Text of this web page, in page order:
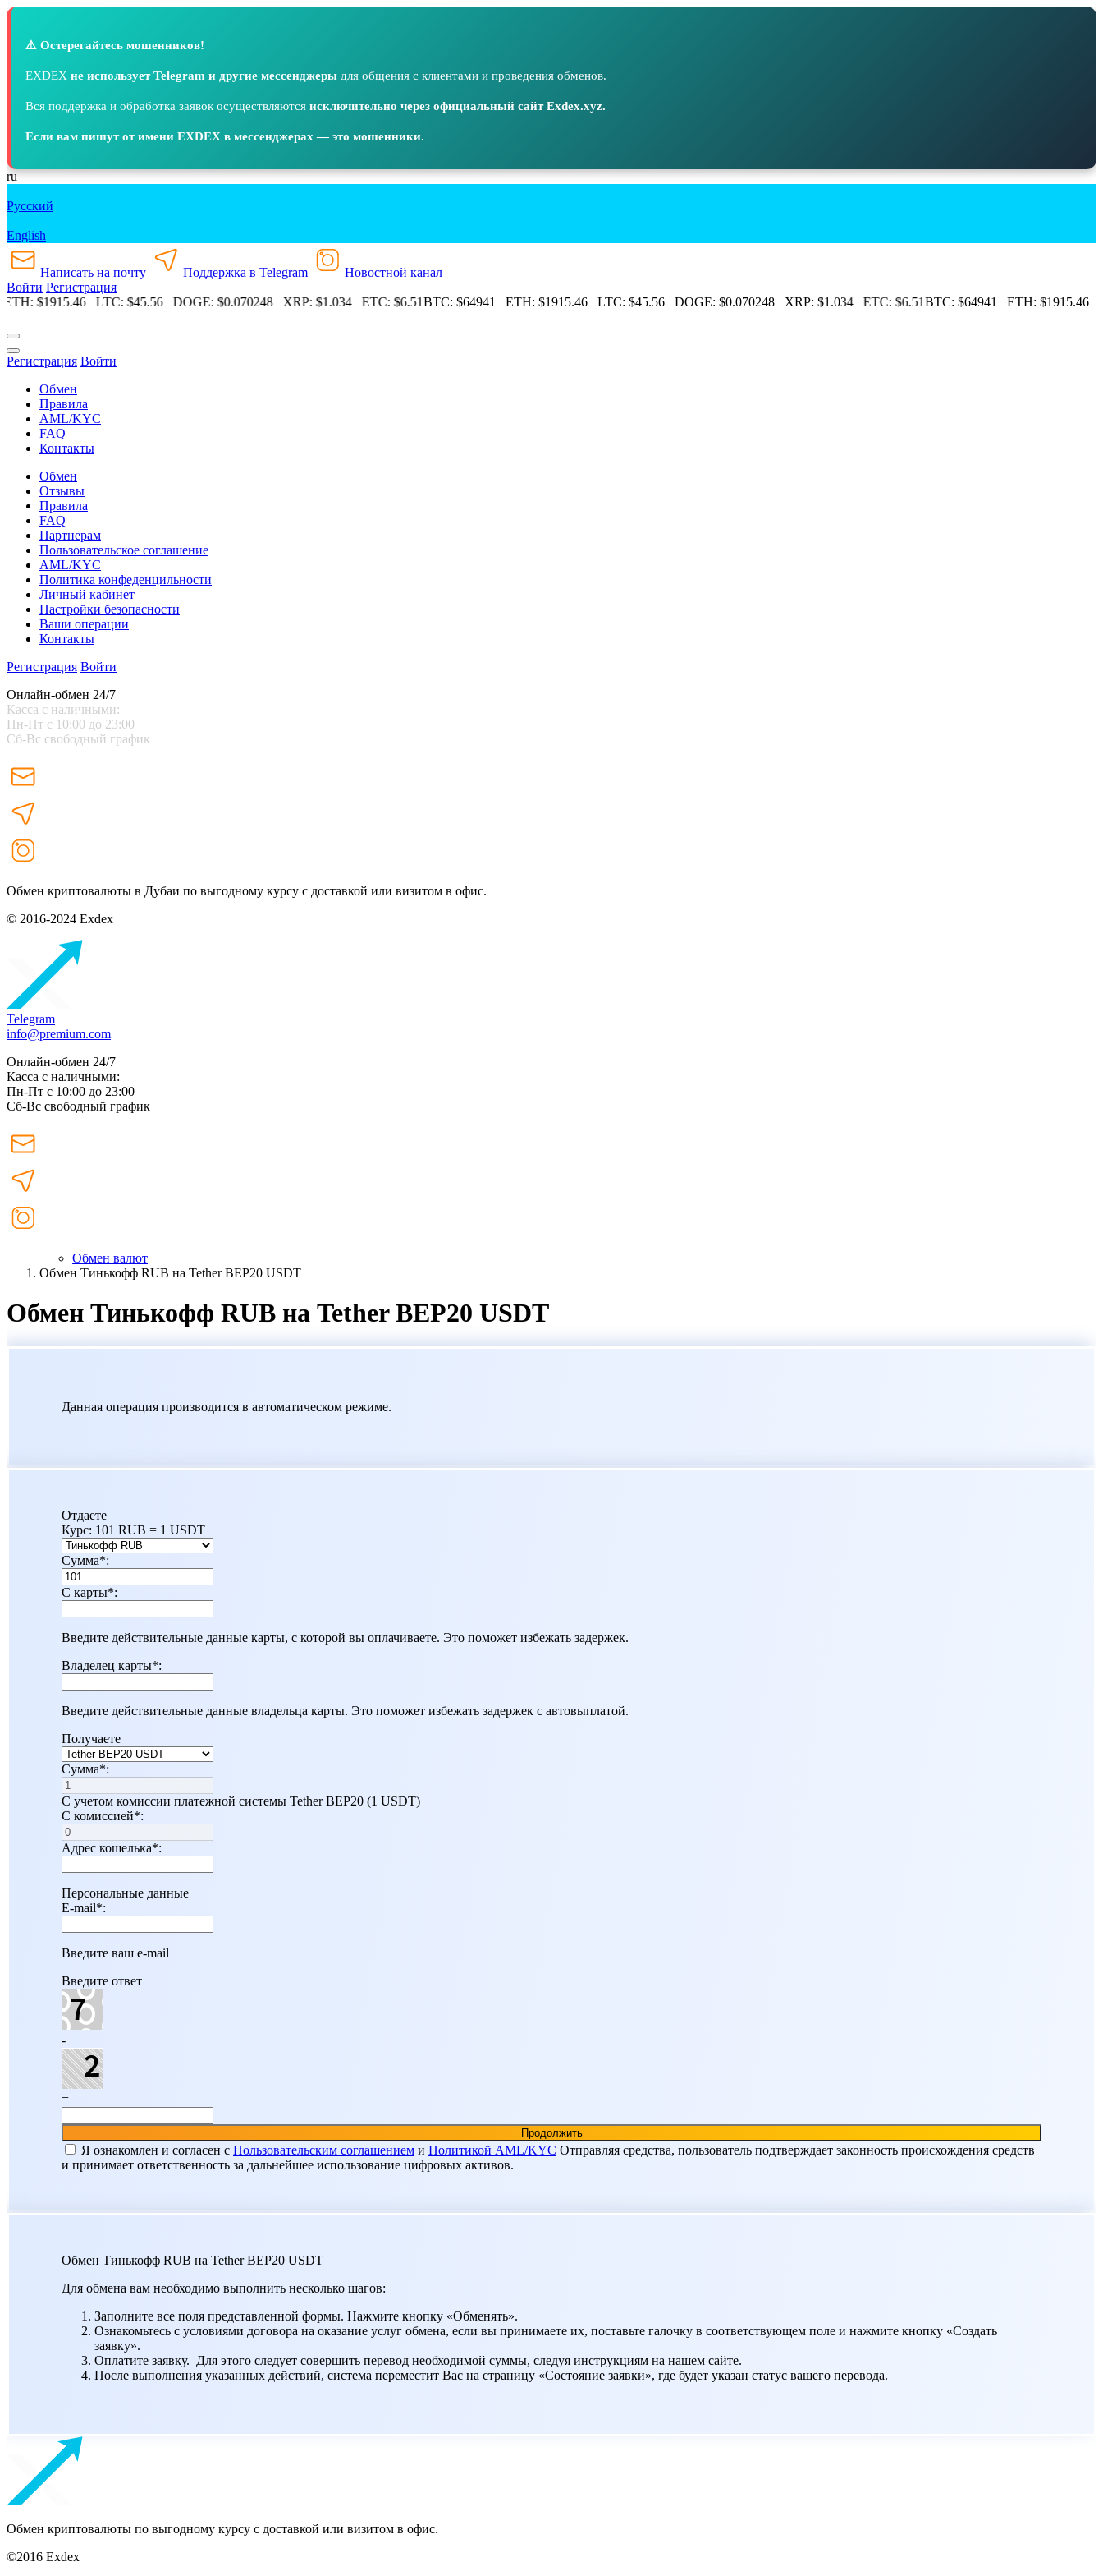
⚠️ Остерегайтесь мошенников!
EXDEX не использует Telegram и другие мессенджеры для общения с клиентами и проведения обменов.
Вся поддержка и обработка заявок осуществляются исключительно через официальный сайт Exdex.xyz.
Если вам пишут от имени EXDEX в мессенджерах — это мошенники.
ru
Русский
English
Написать на почту Поддержка в Telegram
Новостной канал
Войти Регистрация
$1915.46LTC:$45.56DOGE:$0.070248XRP:$1.034ETC:$6.51BTC:$64941 ETH:$1915.46LTC:$45.56DOGE:$0.070248XRP:$1.034ETC:$6.51BTC:$64941 ETH:$1915.46
Регистрация Войти
Обмен
Правила
AML/KYC
FAQ
Контакты
Обмен
Отзывы
Правила
FAQ
Партнерам
Пользовательское соглашение
AML/KYC
Политика конфеденцильности
Личный кабинет
Настройки безопасности
Ваши операции
Контакты
Регистрация Войти
Онлайн-обмен 24/7
Касса с наличными:
Пн-Пт с 10:00 до 23:00
Сб-Вс свободный график
Обмен криптовалюты в Дубаи по выгодному курсу с доставкой или визитом в офис.
© 2016-2024 Exdex
Telegram
info@premium.com
Онлайн-обмен 24/7
Касса с наличными:
Пн-Пт с 10:00 до 23:00
Сб-Вс свободный график
Обмен валют
Обмен Тинькофф RUB на Tether BEP20 USDT
Обмен Тинькофф RUB на Tether BEP20 USDT
Данная операция производится в автоматическом режиме.
Отдаете
Курс: 101 RUB = 1 USDT
Сумма*:
С карты*:
Введите действительные данные карты, с которой вы оплачиваете. Это поможет избежать задержек.
Владелец карты*:
Введите действительные данные владельца карты. Это поможет избежать задержек с автовыплатой.
Получаете
Сумма*:
С учетом комиссии платежной системы Tether BEP20 (1 USDT)
С комиссией*:
Адрес кошелька*:
Персональные данные
E-mail*:
Введите ваш e-mail
Введите ответ
-
=
Я ознакомлен и согласен c Пользовательским соглашением и Политикой AML/KYC Отправляя средства, пользователь подтверждает законность происхождения средств
и принимает ответственность за дальнейшее использование цифровых активов.
Обмен Тинькофф RUB на Tether BEP20 USDT
Для обмена вам необходимо выполнить несколько шагов:
Заполните все поля представленной формы. Нажмите кнопку «Обменять».
Ознакомьтесь с условиями договора на оказание услуг обмена, если вы принимаете их, поставьте галочку в соответствующем поле и нажмите кнопку «Создать
заявку».
Оплатите заявку. Для этого следует совершить перевод необходимой суммы, следуя инструкциям на нашем сайте.
После выполнения указанных действий, система переместит Вас на страницу «Состояние заявки», где будет указан статус вашего перевода.
Обмен криптовалюты по выгодному курсу с доставкой или визитом в офис.
©2016 Exdex